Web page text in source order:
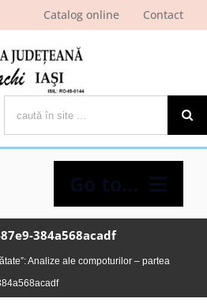
Catalog online Contact
Go to...
384a568acadf
Analize ale compoturilor – partea